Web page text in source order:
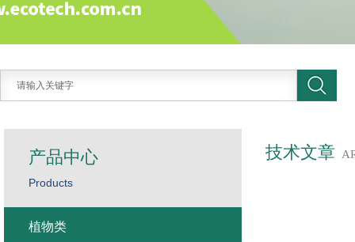
技术文章
产品中心
Products
植物类